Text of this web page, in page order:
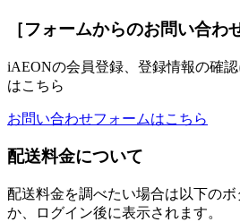
［フォームからのお問い合わ
iAEONの会員登録、登録情報の確
はこちら
お問い合わせフォームはこちら
配送料金について
配送料金を調べたい場合は以下のボ
か、ログイン後に表示されます。